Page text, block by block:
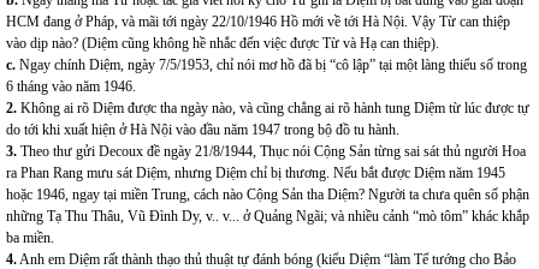
HCM đang ở Pháp, và mãi tới ngày 22/10/1946 Hồ mới về tới Hà Nội. Vậy Từ can thiệp
vào dịp nào? (Diệm cũng không hề nhắc đến việc được Từ và Hạ can thiệp).
c. Ngay chính Diệm, ngày 7/5/1953, chỉ nói mơ hồ đã bị “cô lập” tại một làng thiểu số trong
6 tháng vào năm 1946.
2. Không ai rõ Diệm được tha ngày nào, và cũng chẳng ai rõ hành tung Diệm từ lúc được tự
do tới khi xuất hiện ở Hà Nội vào đầu năm 1947 trong bộ đồ tu hành.
3. Theo thư gửi Decoux đề ngày 21/8/1944, Thục nói Cộng Sản từng sai sát thủ người Hoa
ra Phan Rang mưu sát Diệm, nhưng Diệm chỉ bị thương. Nếu bắt được Diệm năm 1945
hoặc 1946, ngay tại miền Trung, cách nào Cộng Sản tha Diệm? Người ta chưa quên số phận
những Tạ Thu Thâu, Vũ Đình Dy, v.. v... ở Quảng Ngãi; và nhiều cảnh “mò tôm” khác khắp
ba miền.
4.Anh em Diệm rất thành thạo thủ thuật tự đánh bóng (kiểu Diệm “làm Tể tướng cho Bảo